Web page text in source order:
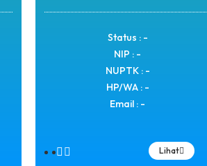
Status : -
NIP : -
NUPTK : -
HP/WA : -
Email : -
Lihat